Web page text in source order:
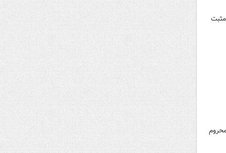
در مسابقات جهانی ۲۰۲۳ اسپانیا مثبت
محروم